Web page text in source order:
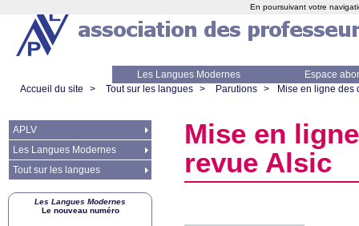
Les Langues Modernes
Espace
Accueil du site
> Tout sur les langues > Parutions > Mise en ligne des
Mise en
revue Alsic
APLV
Les Langues Modernes
Tout sur les langues
Les Langues Modernes
Le nouveau numéro
En poursuivant votre